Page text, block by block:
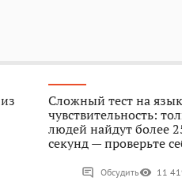
Сложный тест на
чувствительность:
людей найдут более
секунд — проверьте
Обсудить 11